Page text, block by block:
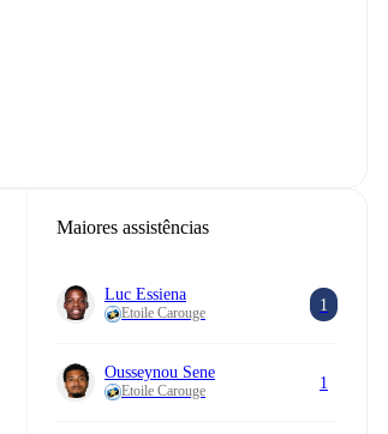
Maiores assistências
Luc Essiena
Etoile Carouge 1
Ousseynou Sene
Etoile Carouge 1